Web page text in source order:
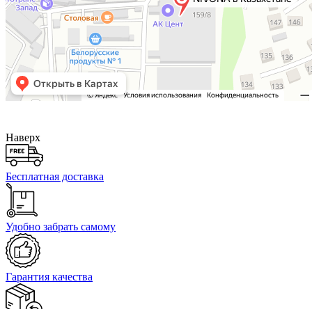
Наверх
Бесплатная доставка
Удобно забрать самому
Гарантия качества